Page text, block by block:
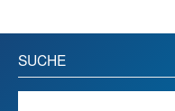
SUCHE